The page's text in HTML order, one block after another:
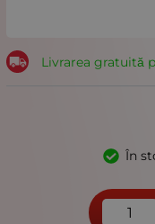
Livrarea gratuită
În